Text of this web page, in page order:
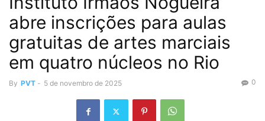
abre inscrições para aulas
gratuitas de artes marciais
em quatro núcleos no Rio
By PVT - 5 de novembro de 2025 0